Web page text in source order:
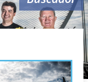
▼
del maratón